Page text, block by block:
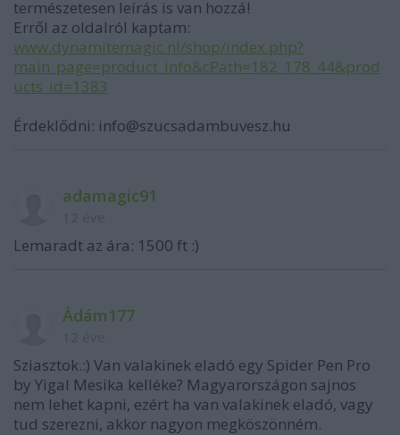
természetesen leírás is van hozzá!
Erről az oldalról kaptam:
www.dynamitemagic.nl/shop/index.php?
main_page=product_info&cPath=182_178_44&prod
ucts_id=1383
Érdeklődni: info@szucsadambuvesz.hu
adamagic91
Lemaradt az ára: 1500 ft :)
Ádám177
Sziasztok.:) Van valakinek eladó egy Spider Pen Pro
by Yigal Mesika kelléke? Magyarországon sajnos
nem lehet kapni, ezért ha van valakinek eladó, vagy
tud szerezni, akkor nagyon megköszönném.